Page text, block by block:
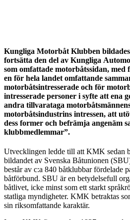
Kungliga Motorbåt Klubben
fortsätta den del av Kungliga
som omfattade motorbåtssidan,
en för hela landet omfattande
motorbåtsintresserade och för
intresserade personer i syfte att ena
andra tillvarataga
motorbåtsindustrins intressen, att
dess former och befrämja angenäm
klubbmedlemmar”.
Utvecklingen ledde till att KMK sedan
bildandet av Svenska Båtunionen
består av c:a 840 båtklubbar fördelade
båtförbund. SBU är en betydelsefull
båtlivet, icke minst som ett starkt
statliga myndigheter. KMK betraktas
sin riksomfattande karaktär.